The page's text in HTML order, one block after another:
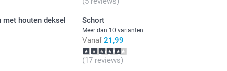
houten deksel Schort
Meer dan 10 varianten
Vanaf 21,99
(17 reviews)